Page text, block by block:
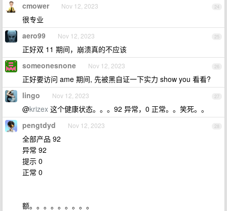
24
cmower Nov 12, 2023
很专业
25
aero99 Nov 12, 2023
正好双 11 期间，崩溃真的不应该
26
someonesnone Nov 12, 2023
正好要访问 ame 期间, 先被黑自证一下实力 show you 看看?
27
lingo Nov 12, 2023
@krizex 这个健康状态。。。92 异常，0 正常。。笑死。。
28
pengtdyd Nov 12, 2023
全部产品 92
异常 92
提示 0
正常 0
额。。。。。。。。。